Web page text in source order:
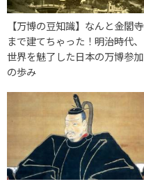
【万博の豆知識】なんと金閣寺
まで建てちゃった！明治時代、
世界を魅了した日本の万博参加
の歩み